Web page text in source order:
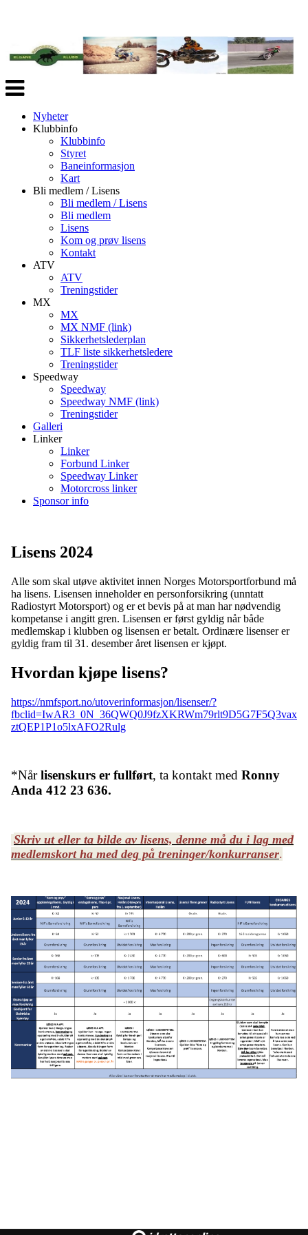
Veksle
navigasjon
Nyheter
Klubbinfo
Klubbinfo
Styret
Baneinformasjon
Kart
Bli medlem / Lisens
Bli medlem / Lisens
Bli medlem
Lisens
Kom og prøv lisens
Kontakt
ATV
ATV
Treningstider
MX
MX
MX NMF (link)
Sikkerhetslederplan
TLF liste sikkerhetsledere
Treningstider
Speedway
Speedway
Speedway NMF (link)
Treningstider
Galleri
Linker
Linker
Forbund Linker
Speedway Linker
Motorcross linker
Sponsor info
Lisens 2024
Alle som skal utøve aktivitet innen Norges Motorsportforbund må
ha lisens. Lisensen inneholder en personforsikring (unntatt
Radiostyrt Motorsport) og er et bevis på at man har nødvendig
kompetanse i angitt gren. Lisensen er først gyldig når både
medlemskap i klubben og lisensen er betalt. Ordinære lisenser er
gyldig fram til 31. desember året lisensen er kjøpt.
Hvordan kjøpe lisens?
https://nmfsport.no/utoverinformasjon/lisenser/?
fbclid=IwAR3_0N_36QWQ0J9fzXKRWm79rlt9D5G7F5Q3vax
ztQEP1P1o5lxAFO2Rulg
*Nårlisenskurs er fullført, ta kontakt med Ronny
Anda 412 23 636.
Skriv ut eller ta bilde av lisens, denne må du i lag med
medlemskort ha med deg på treninger/konkurranser.